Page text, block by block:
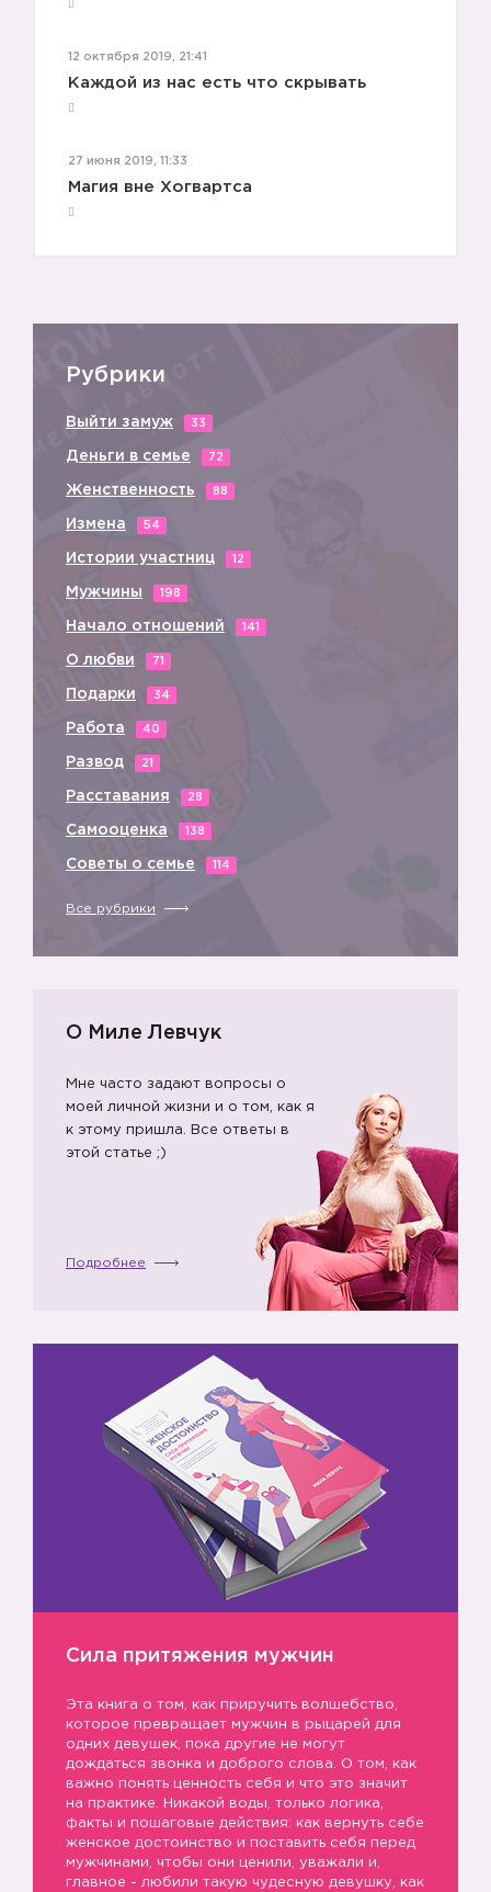
12 октября 2019, 21:41
Каждой из нас есть что скрывать
27 июня 2019, 11:33
Магия вне Хогвартса
Рубрики
Выйти замуж 33
Деньги в семье 72
Женственность 88
Измена 54
Истории участниц 12
Мужчины 198
Начало отношений 141
О любви 71
Подарки 34
Работа 40
Развод 21
Расставания 28
Самооценка 138
Советы о семье 114
Все рубрики
О Миле Левчук
Мне часто задают вопросы о
моей личной жизни и о том, как я
к этому пришла. Все ответы в
этой статье ;)
Подробнее
Сила притяжения мужчин
Эта книга о том, как приручить волшебство,
которое превращает мужчин в рыцарей для
одних девушек, пока другие не могут
дождаться звонка и доброго слова. О том, как
важно понять ценность себя и что это значит
на практике. Никакой воды, только логика,
факты и пошаговые действия: как вернуть себе
женское достоинство и поставить себя перед
мужчинами, чтобы они ценили, уважали и,
главное - любили такую чудесную девушку, как